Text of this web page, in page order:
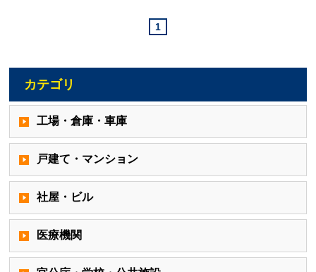
1
カテゴリ
工場・倉庫・車庫
戸建て・マンション
社屋・ビル
医療機関